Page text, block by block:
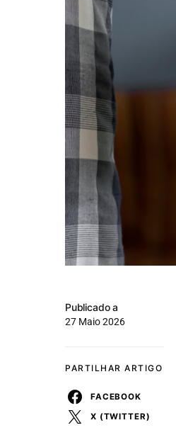
Publicado a
27 Maio 2026
PARTILHAR ARTIGO
FACEBOOK
X (TWITTER)